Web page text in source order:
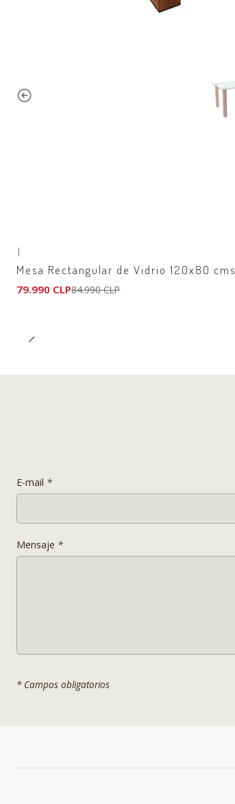
|
Mesa Rectangular de Vidrio 120x80 cms
79.990 CLP84.990 CLP
E-mail *
Mensaje *
* Campos obligatorios